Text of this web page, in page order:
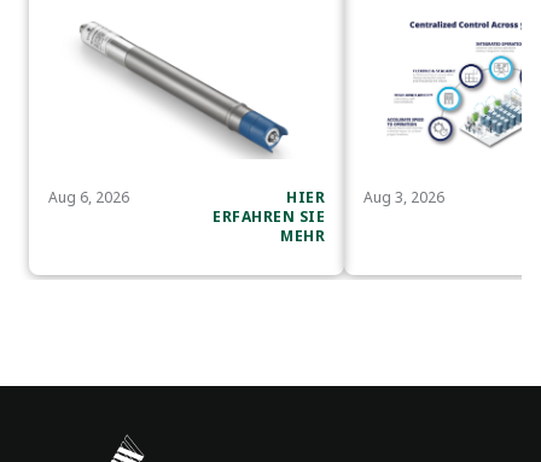
Aug 6, 2026
HIER
ERFAHREN SIE
MEHR
Aug 3, 2026